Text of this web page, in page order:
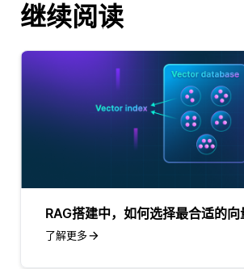
继续阅读
RAG搭建中，如何选择最合适的向
了解更多